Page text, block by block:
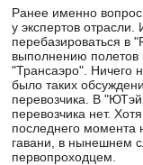
Ранее именно
у экспертов
перебазироваться в
выполнению полетов
"Трансаэро". Ничего
было таких
перевозчика. В
перевозчика нет.
последнего
гавани, в нынешнем
первопроходцем.